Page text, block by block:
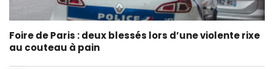
Foire de Paris : deux blessés lors d’une violente rixe
au couteau à pain